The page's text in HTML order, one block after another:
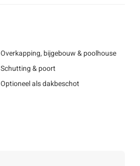
Overkapping, bijgebouw & poolhouse
Schutting & poort
Optioneel als dakbeschot